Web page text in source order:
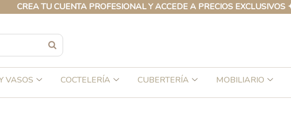
TU CUENTA PROFESIONAL Y ACCEDE A PRECIOS EXCLUSIVOS ✦
VASOS COCTELERÍA CUBERTERÍA MOBILIARIO